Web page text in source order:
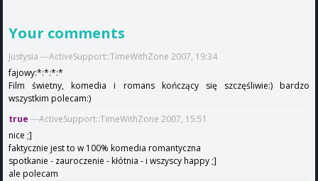
Your comments
Justysia ---ActiveSupport::TimeWithZone 2007, 19:34
fajowy:*:*:*:*
Film świetny, komedia i romans kończący się szczęśliwie:) bardzo
wszystkim polecam:)
true ---ActiveSupport::TimeWithZone 2007, 15:51
nice ;]
faktycznie jest to w 100% komedia romantyczna
spotkanie - zauroczenie - kłótnia - i wszyscy happy ;]
ale polecam